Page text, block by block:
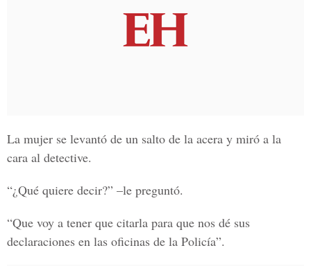
La mujer se levantó de un salto de la acera y miró a la
cara al detective.
“¿Qué quiere decir?” –le preguntó.
“Que voy a tener que citarla para que nos dé sus
declaraciones en las oficinas de la Policía”.